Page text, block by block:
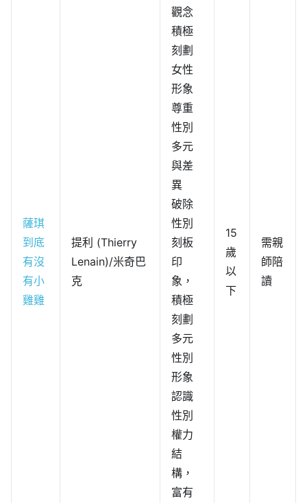
薩琪
到底
有沒
有小
雞雞
提利 (Thierry
Lenain)/米奇巴
克
觀念
積極
刻劃
女性
形象
尊重
性別
多元
與差
異
破除
性別
刻板
印
象，
積極
刻劃
多元
性別
形象
認識
性別
權力
結
構，
富有
15
歲
以
下
需親
師陪
讀